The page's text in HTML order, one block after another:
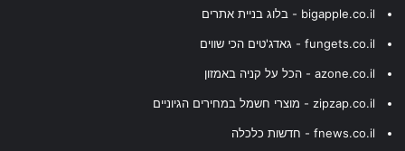
bigapple.co.il - בלוג בניית אתרים
fungets.co.il - גאדג'טים הכי שווים
azone.co.il - הכל על קניה באמזון
zipzap.co.il - מוצרי חשמל במחירים הגיוניים
fnews.co.il - חדשות כלכלה